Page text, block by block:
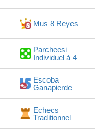
Mus 8 Reyes
Parcheesi
Individuel à 4
Escoba
Ganapierde
Echecs
Traditionnel